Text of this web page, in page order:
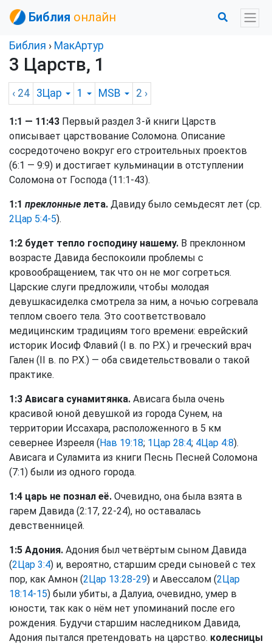
Библия онлайн
Библия › МакАртур
3 Царств, 1
‹ 24 3Цар 1 MSB 2 ›
1:1 — 11:43 Первый раздел 3-й книги Царств
описывает царствование Соломона. Описание
сосредоточено вокруг его строительных проектов
(6:1 — 9:9) и достигает кульминации в отступлении
Соломона от Господа (11:1-43).
1:1 преклонные лета. Давиду было семьдесят лет (ср.
2Цар 5:4-5).
1:2 будет тепло господину нашему. В преклонном
возрасте Давида беспокоили проблемы с
кровообращением, так что он не мог согреться.
Царские слуги предложили, чтобы молодая
девушкасиделка смотрела за ним, а ночью согревала
теплом своего тела. Это соответствовало
медицинским традициям того времени: еврейский
историк Иосиф Флавий (I в. по Р.Х.) и греческий врач
Гален (II в. по Р.Х.) — оба свидетельствовали о такой
практике.
1:3 Ависага сунамитянка. Ависага была очень
красивой юной девушкой из города Сунем, на
территории Иссахара, расположенного в 5 км
севернее Изрееля (Нав 19:18; 1Цар 28:4; 4Цар 4:8).
Ависага и Суламита из книги Песнь Песней Соломона
(7:1) были из одного города.
1:4 царь не познал её. Очевидно, она была взята в
гарем Давида (2:17, 22-24), но оставалась
девственницей.
1:5 Адония. Адония был четвёртым сыном Давида
(2Цар 3:4) и, вероятно, старшим среди сыновей с тех
пор, как Амнон (2Цар 13:28-29) и Авессалом (2Цар
18:14-15) были убиты, а Далуиа, очевидно, умер в
юности, так как о нём нет упоминаний после его
рождения. Будучи старшим наследником Давида,
Адония пытался претендовать на царство. колесницы